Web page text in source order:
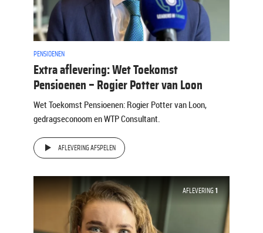
PENSIOENEN
Extra aflevering: Wet Toekomst
Pensioenen – Rogier Potter van Loon
Wet Toekomst Pensioenen: Rogier Potter van Loon,
gedragseconoom en WTP Consultant.
AFLEVERING AFSPELEN
AFLEVERING 1